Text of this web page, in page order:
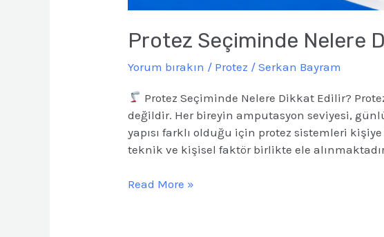
Protez Seçiminde Nelere
Yorum bırakın / Protez /Serkan Bayram
Protez Seçiminde Nelere Dikkat Edilir?
değildir. Her bireyin amputasyon seviyesi,
yapısı farklı olduğu için protez sistemleri
teknik ve kişisel faktör birlikte ele
Read More »